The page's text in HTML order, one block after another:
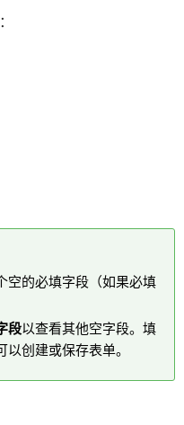
空的必填字段（如果必填
段以查看其他空字段。填
创建或保存表单。